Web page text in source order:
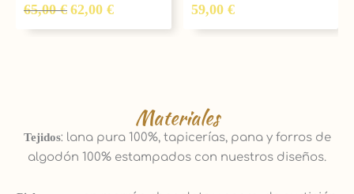
65,00€
65,00 €.
62,00 € 59,00 €
Materiales
Tejidos: lana pura 100%, tapicerías, pana y forros de
algodón 100% estampados con nuestros diseños.